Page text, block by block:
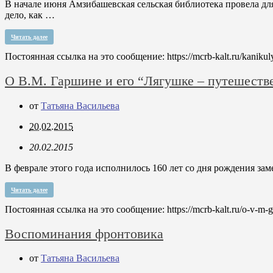
В начале июня Амзибашевская сельская библиотека провела
дело, как …
Читать далее
Постоянная ссылка на это сообщение: https://mcrb-kalt.ru/
О В.М. Гаршине и его “Лягушке –
от Татьяна Васильева
20.02.2015
20.02.2015
В феврале этого года исполнилось 160 лет со дня рождения
Читать далее
Постоянная ссылка на это сообщение: https://mcrb-kalt.ru/o-v-m-
Воспоминания фронтовика
от Татьяна Васильева